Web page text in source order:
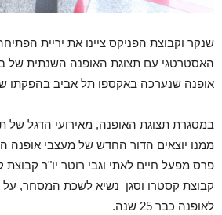
שנקר וקבוצת הפניקס ציינו את יריית
האסטרטגי עם תצוגת האופנה השנתית של
אופנה שנערכה באקספו תל אביב בהפקתו
במסגרת תצוגת האופנה, מאירועי הדגל של
ממנו יוצאים הדור החדש של מעצבי אופנה
פרס מפעל חיים לאתי וגבי רוטר יו"ר קבוצת
קבוצת קסטרו וסגן נשיא לשכת המסחר, על
לאופנה כבר 25 שנה.